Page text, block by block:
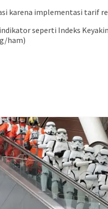
karena implementasi tarif
seperti Indeks
ham)